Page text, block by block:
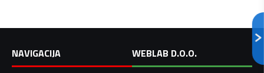
NAVIGACIJA
WEBLAB D.O.O.